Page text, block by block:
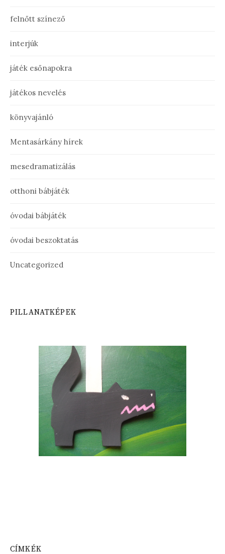
felnőtt színező
interjúk
játék esőnapokra
játékos nevelés
könyvajánló
Mentasárkány hírek
mesedramatizálás
otthoni bábjáték
óvodai bábjáték
óvodai beszoktatás
Uncategorized
PILLANATKÉPEK
CÍMKÉK